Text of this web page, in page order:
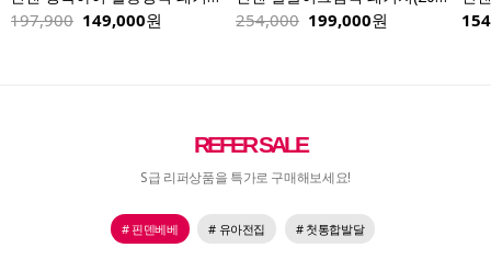
154,000원 99,000 원
REFER SALE
S급 리퍼상품을 특가로 구매해보세요!
# 핀덴베베 # 유아전집 # 첫통합발달